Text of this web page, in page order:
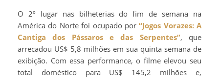
O 2º lugar nas bilheterias do fim de semana na
América do Norte foi ocupado por“Jogos Vorazes: A
Cantiga dos Pássaros e das Serpentes”, que
arrecadou US$ 5,8 milhões em sua quinta semana de
exibição. Com essa performance, o filme elevou seu
total doméstico para US$ 145,2 milhões e,